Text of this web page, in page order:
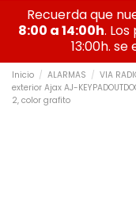
Recuerda que
8:00 a 14:00h.
13:00h.
Inicio ALARMAS VIA
exterior Ajax AJ-
2, color grafito